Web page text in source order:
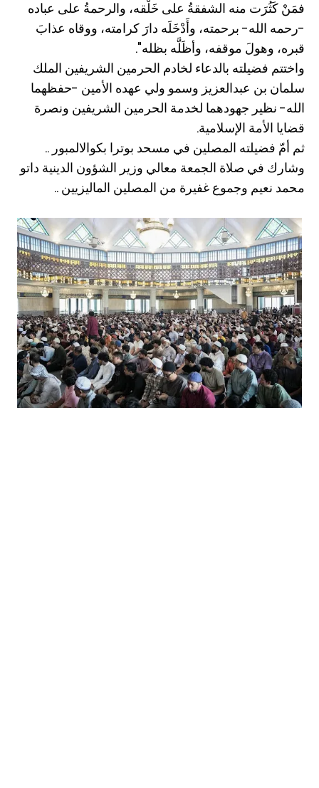
فمَنْ كَثُرَت منه الشفقةُ على خَلْقه، والرحمةُ على عباده
-رحمه الله- برحمته، وأَدْخَلَه دارَ كرامته، ووقاه عذابَ
قبره، وهولَ موقفه، وأظَلَّه بظله".
واختتم فضيلته بالدعاء لخادم الحرمين الشريفين الملك
سلمان بن عبدالعزيز وسمو ولي عهده الأمين -حفظهما
الله- نظير جهودهما لخدمة الحرمين الشريفين ونصرة
قضايا الأمة الإسلامية.
ثم أمّ فضيلته المصلين في مسحد بوترا بكوالالمبور ..
وشارك في صلاة الجمعة معالي وزير الشؤون الدينية داتو
محمد نعيم وجموع غفيرة من المصلين الماليزيين ..